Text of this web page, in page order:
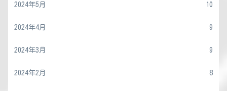
2024年5月 10
2024年4月 9
2024年3月 9
2024年2月 8